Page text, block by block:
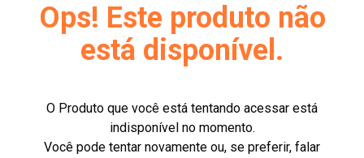
Ops! Este produto não
está disponível.
O Produto que você está tentando acessar está
indisponível no momento.
Você pode tentar novamente ou, se preferir, falar